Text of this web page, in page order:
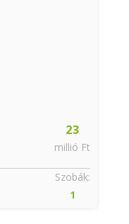
23
millió Ft
Szobák:
1